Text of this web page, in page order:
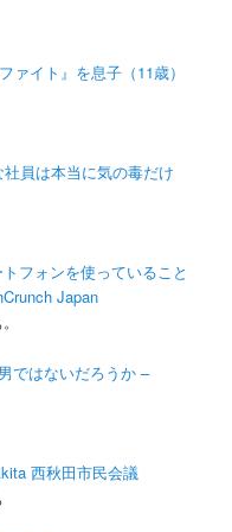
ァイト』を息子（11歳）
員は本当に気の毒だけ
フォンを使っていること
Japan
ではないだろうか –
西秋田市民会議